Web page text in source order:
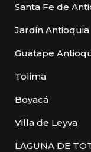
Santa Fe de
Jardin Antioquia
Guatape
Tolima
Boyacá
Villa de Leyva
LAGUNA DE